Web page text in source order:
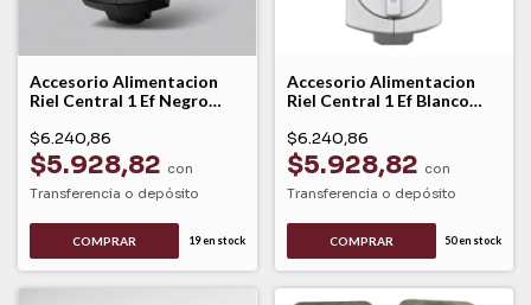
Accesorio Alimentacion
Riel Central 1 Ef Negro
$6.240,86
$5.928,82 con
Transferencia o depósito
COMPRAR 19en stock
Accesorio Alimentacion
Riel Central 1 Ef Blanco
$6.240,86
$5.928,82 con
Transferencia o depósito
COMPRAR 50en stock